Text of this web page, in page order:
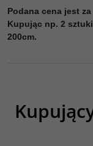
Podana cena jest
Kupując np. 2
200cm.